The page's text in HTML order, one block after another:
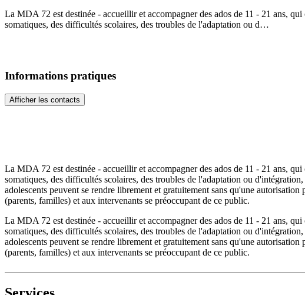
La MDA 72 est destinée - accueillir et accompagner des ados de 11 - 21 ans,
somatiques, des difficultés scolaires, des troubles de l'adaptation ou d…
La MDA 72 est destinée - accueillir et accompagner des ados de 11 - 21 ans,
somatiques, des difficultés scolaires, des troubles de l'adaptation ou
adolescents peuvent se rendre librement et gratuitement sans qu'une
(parents, familles) et aux intervenants se préoccupant de ce public.
La MDA 72 est destinée - accueillir et accompagner des ados de 11 - 21 ans,
somatiques, des difficultés scolaires, des troubles de l'adaptation ou
adolescents peuvent se rendre librement et gratuitement sans qu'une
(parents, familles) et aux intervenants se préoccupant de ce public.
Informations pratiques
Afficher les contacts